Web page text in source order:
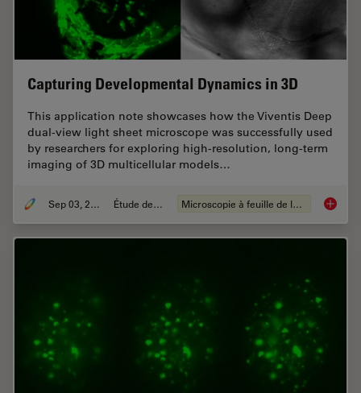
Capturing Developmental Dynamics in 3D
This application note showcases how the Viventis Deep
dual-view light sheet microscope was successfully used
by researchers for exploring high-resolution, long-term
imaging of 3D multicellular models…
Sep 03, 2025 Étude de cas Microscopie à feuille de lumière